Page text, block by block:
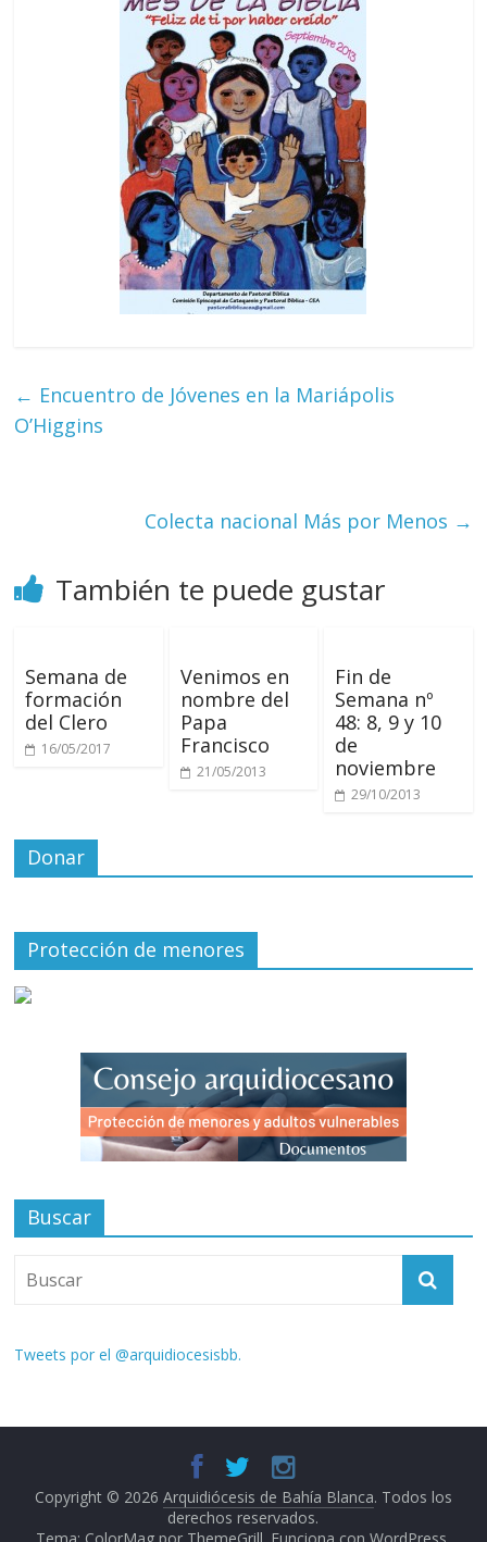
← Encuentro de Jóvenes en la Mariápolis
O’Higgins
Colecta nacional Más por Menos →
También te puede gustar
Semana de
formación
del Clero
16/05/2017
Venimos en
nombre del
Papa
Francisco
21/05/2013
Fin de
Semana nº
48: 8, 9 y 10
de
noviembre
29/10/2013
Donar
Protección de menores
Buscar
Tweets por el @arquidiocesisbb.
Copyright © 2026 Arquidiócesis de Bahía Blanca. Todos los
derechos reservados.